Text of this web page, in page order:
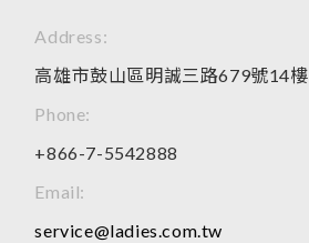
Address:
高雄市鼓山區明誠三路679號14樓
Phone:
+866-7-5542888
Email:
service@ladies.com.tw